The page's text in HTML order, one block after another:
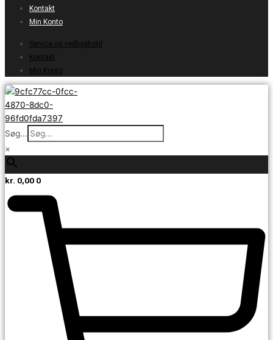
Kontakt
Min Konto
Service og vedligehold
Kontakt
Min Konto
Søg...
×
kr. 0,00 0